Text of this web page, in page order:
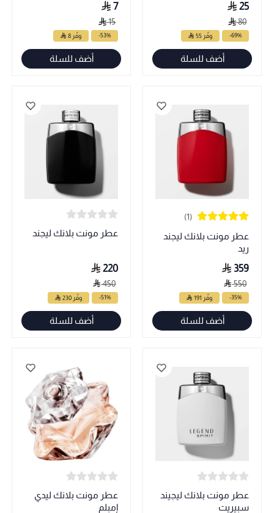
25
80
-69% وفّر 55
أضف للسلة
7
15
-53% وفّر 8
أضف للسلة
(1)
عطر مونت بلانك ليجند
ريد
359
550
-35% وفّر 191
أضف للسلة
عطر مونت بلانك ليجند
220
450
-51% وفّر 230
أضف للسلة
عطر مونت بلانك ليجيند
سبيريت
عطر مونت بلانك ليدي
إمبلم